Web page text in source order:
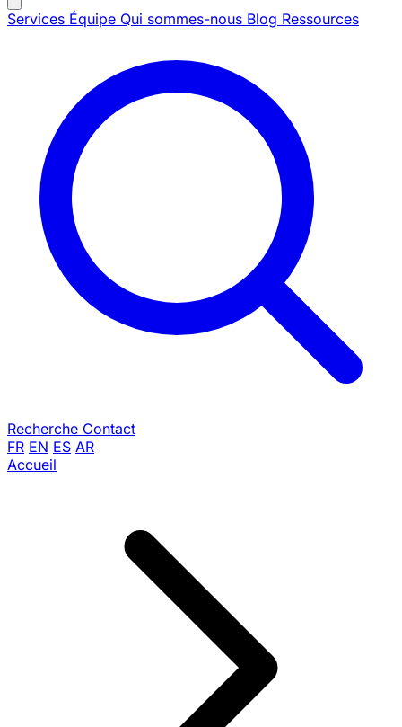
Services Équipe Qui sommes-nous Blog Ressources
Recherche Contact
FR EN ES AR
Accueil